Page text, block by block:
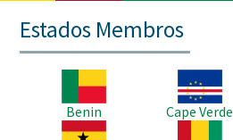
Estados Membros
Benin
Imagem
Cape Verde
Imagem